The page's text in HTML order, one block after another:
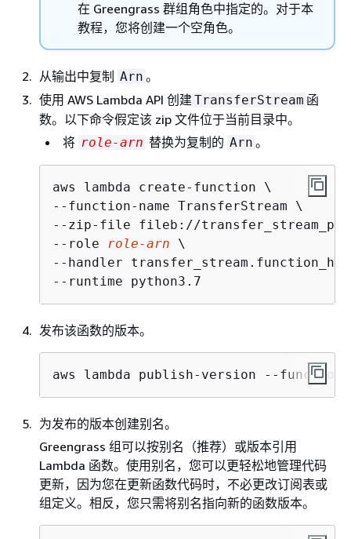
在 Greengrass 群组角色中指定的。对于本
教程，您将创建一个空角色。
从输出中复制 Arn 。
使用 AWS Lambda API 创建TransferStream 函
数。以下命令假定该 zip 文件位于当前目录中。
将 role-arn 替换为复制的 Arn 。
aws lambda create-function \
--function-name TransferStream \
--zip-file fileb://
--role role-arn \
--handler
--runtime python3.7
发布该函数的版本。
aws lambda publish-version --
为发布的版本创建别名。
Greengrass 组可以按别名（推荐）或版本引用
Lambda 函数。使用别名，您可以更轻松地管理代码
更新，因为您在更新函数代码时，不必更改订阅表或
组定义。相反，您只需将别名指向新的函数版本。